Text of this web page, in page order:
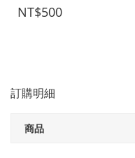
NT$500
訂購明細
商品